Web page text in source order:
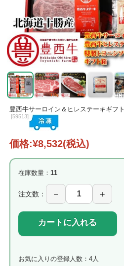
豊西牛サーロイン＆ヒレステーキギフト
[59513]
価格:¥8,532(税込)
在庫数量： 11
注文数：
カートに入れる
お気に入りの登録人数：4人